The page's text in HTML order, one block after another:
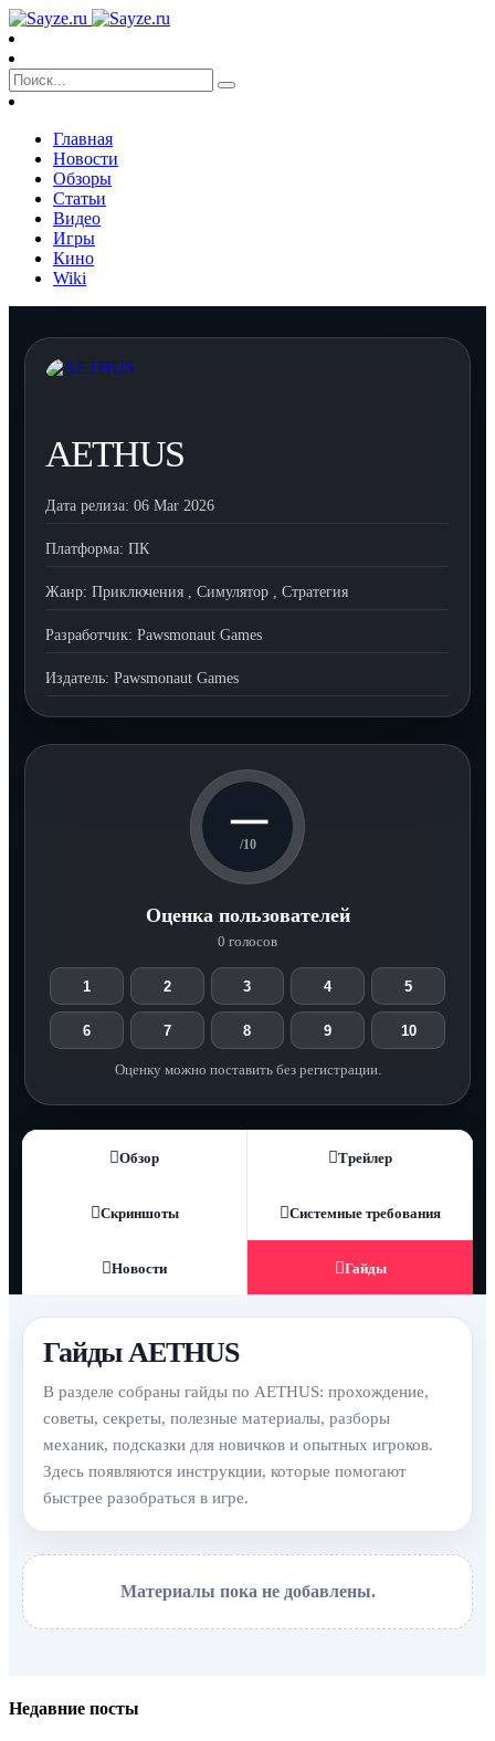
Главная
Новости
Обзоры
Статьи
Видео
Игры
Кино
Wiki
AETHUS
Дата релиза: 06 Mar 2026
Платформа: ПК
Жанр: Приключения , Симулятор , Стратегия
Разработчик: Pawsmonaut Games
Издатель: Pawsmonaut Games
—
/10
Оценка пользователей
0 голосов
1 2 3 4 5
6 7 8 9 10
Оценку можно поставить без регистрации.
Обзор Трейлер
Скриншоты Системные требования
Новости Гайды
Гайды AETHUS
В разделе собраны гайды по AETHUS: прохождение,
советы, секреты, полезные материалы, разборы
механик, подсказки для новичков и опытных игроков.
Здесь появляются инструкции, которые помогают
быстрее разобраться в игре.
Материалы пока не добавлены.
Недавние посты